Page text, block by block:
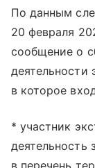
По данным
20 февраля
сообщение о
деятельности
в которое
* участник
деятельность
в перечень